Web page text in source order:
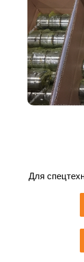
Для